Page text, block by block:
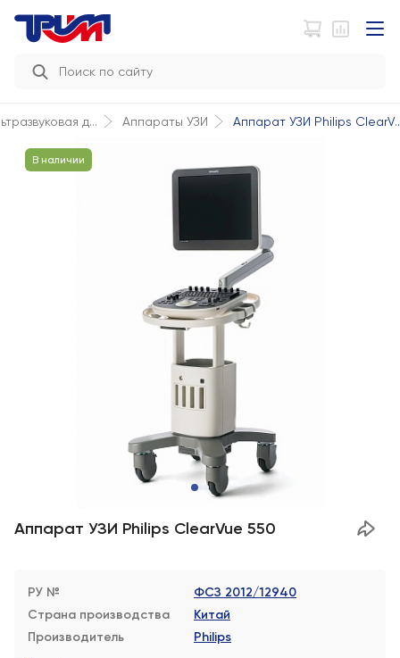
д... Аппараты УЗИ Аппарат УЗИ Philips
В наличии
Аппарат УЗИ Philips ClearVue 550
РУ №
ФСЗ 2012/12940
Страна производства
Китай
Производитель
Philips